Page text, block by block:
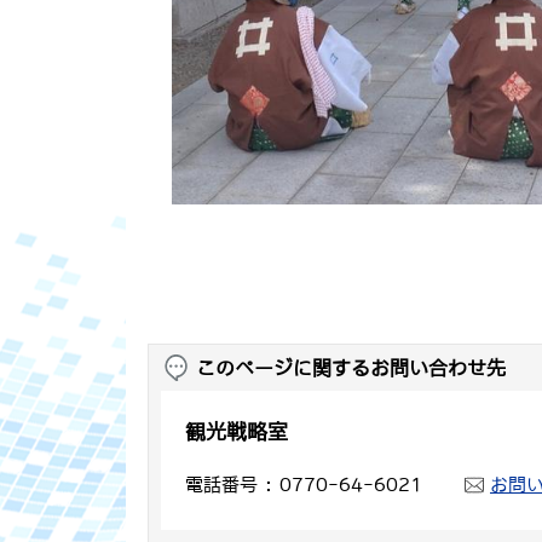
このページに関するお問い合わせ先
観光戦略室
電話番号 0770-64-6021 お問